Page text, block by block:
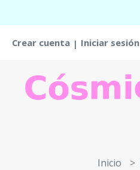
Crear cuenta | Iniciar sesión
Inicio